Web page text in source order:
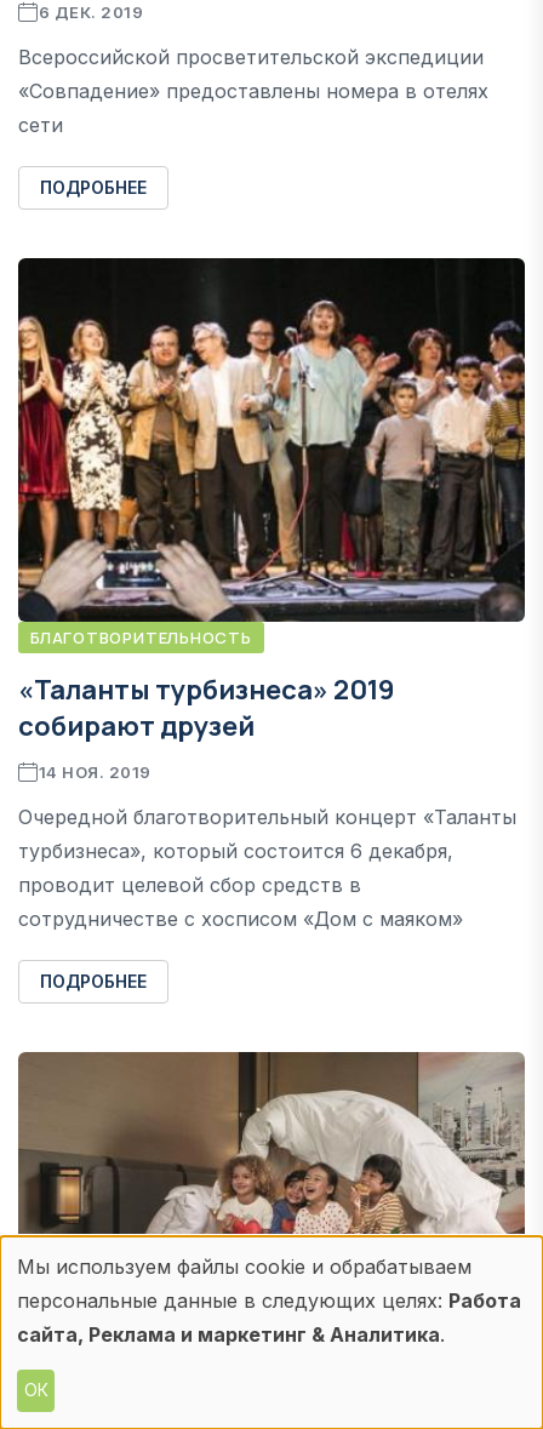
6 ДЕК. 2019
Всероссийской просветительской экспедиции
«Совпадение» предоставлены номера в отелях
сети
ПОДРОБНЕЕ
БЛАГОТВОРИТЕЛЬНОСТЬ
«Таланты турбизнеса» 2019
собирают друзей
14 НОЯ. 2019
Очередной благотворительный концерт «Таланты
турбизнеса», который состоится 6 декабря,
проводит целевой сбор средств в
сотрудничестве с хосписом «Дом с маяком»
ПОДРОБНЕЕ
Использование
персональных
данных
Мы используем файлы cookie и обрабатываем
персональные данные в следующих целях: Работа
сайта, Реклама и маркетинг & Аналитика.
ОК